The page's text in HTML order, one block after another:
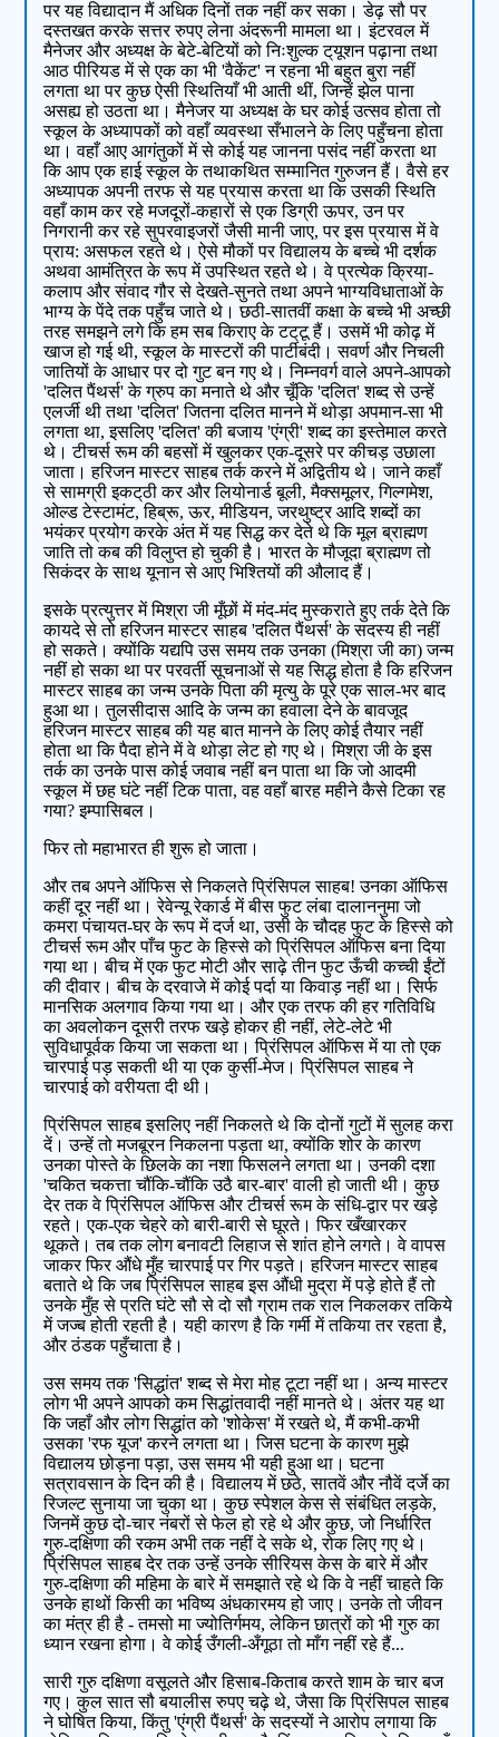
पर यह विद्यादान मैं अधिक दिनों तक नहीं कर सका। डेढ़ सौ पर
दस्तखत करके सत्तर रुपए लेना अंदरूनी मामला था। इंटरवल में
मैनेजर और अध्यक्ष के बेटे-बेटियों को निःशुल्क ट्‌यूशन पढ़ाना तथा
आठ पीरियड में से एक का भी 'वैकेंट' न रहना भी बहुत बुरा नहीं
लगता था पर कुछ ऐसी स्थितियाँ भी आती थीं, जिन्हें झेल पाना
असह्य हो उठता था। मैनेजर या अध्यक्ष के घर कोई उत्सव होता तो
स्कूल के अध्यापकों को वहाँ व्यवस्था सँभालने के लिए पहुँचना होता
था। वहाँ आए आगंतुकों में से कोई यह जानना पसंद नहीं करता था
कि आप एक हाई स्कूल के तथाकथित सम्मानित गुरुजन हैं। वैसे हर
अध्यापक अपनी तरफ से यह प्रयास करता था कि उसकी स्थिति
वहाँ काम कर रहे मजदूरों-कहारों से एक डिग्री ऊपर, उन पर
निगरानी कर रहे सुपरवाइजरों जैसी मानी जाए, पर इस प्रयास में वे
प्राय: असफल रहते थे। ऐसे मौकों पर विद्यालय के बच्चे भी दर्शक
अथवा आमंत्रित के रूप में उपस्थित रहते थे। वे प्रत्येक क्रिया-
कलाप और संवाद गौर से देखते-सुनते तथा अपने भाग्यविधाताओं के
भाग्य के पेंदे तक पहुँच जाते थे। छठी-सातवीं कक्षा के बच्चे भी अच्छी
तरह समझने लगे कि हम सब किराए के टट्‌टू हैं। उसमें भी कोढ़ में
खाज हो गई थी, स्कूल के मास्टरों की पार्टीबंदी। सवर्ण और निचली
जातियों के आधार पर दो गुट बन गए थे। निम्नवर्ग वाले अपने-आपको
'दलित पैंथर्स' के ग्रुप का मनाते थे और चूँकि 'दलित' शब्द से उन्हें
एलर्जी थी तथा 'दलित' जितना दलित मानने में थोड़ा अपमान-सा भी
लगता था, इसलिए 'दलित' की बजाय 'एंग्री' शब्द का इस्तेमाल करते
थे। टीचर्स रूम की बहसों में खुलकर एक-दूसरे पर कीचड़ उछाला
जाता। हरिजन मास्टर साहब तर्क करने में अद्वितीय थे। जाने कहाँ
से सामग्री इकट्‌ठी कर और लियोनार्ड बूली, मैक्समूलर, गिल्गमेश,
ओल्ड टेस्टामंट, हिब्रू, ऊर, मीडियन, जरथुष्ट्र आदि शब्दों का
भयंकर प्रयोग करके अंत में यह सिद्ध कर देते थे कि मूल ब्राह्मण
जाति तो कब की विलुप्त हो चुकी है। भारत के मौजूदा ब्राह्मण तो
सिकंदर के साथ यूनान से आए भिश्तियों की औलाद हैं।
इसके प्रत्युत्तर में मिश्रा जी मूँछों में मंद-मंद मुस्कराते हुए तर्क देते कि
कायदे से तो हरिजन मास्टर साहब 'दलित पैंथर्स' के सदस्य ही नहीं
हो सकते। क्योंकि यद्यपि उस समय तक उनका (मिश्रा जी का) जन्म
नहीं हो सका था पर परवर्ती सूचनाओं से यह सिद्ध होता है कि हरिजन
मास्टर साहब का जन्म उनके पिता की मृत्यु के पूरे एक साल-भर बाद
हुआ था। तुलसीदास आदि के जन्म का हवाला देने के बावजूद
हरिजन मास्टर साहब की यह बात मानने के लिए कोई तैयार नहीं
होता था कि पैदा होने में वे थोड़ा लेट हो गए थे। मिश्रा जी के इस
तर्क का उनके पास कोई जवाब नहीं बन पाता था कि जो आदमी
स्कूल में छह घंटे नहीं टिक पाता, वह वहाँ बारह महीने कैसे टिका रह
गया? इम्पासिबल।
फिर तो महाभारत ही शुरू हो जाता।
और तब अपने ऑफिस से निकलते प्रिंसिपल साहब! उनका ऑफिस
कहीं दूर नहीं था। रेवेन्यू रेकार्ड में बीस फुट लंबा दालाननुमा जो
कमरा पंचायत-घर के रूप में दर्ज था, उसी के चौदह फुट के हिस्से को
टीचर्स रूम और पाँच फुट के हिस्से को प्रिंसिपल ऑफिस बना दिया
गया था। बीच में एक फुट मोटी और साढ़े तीन फुट ऊँची कच्ची ईंटों
की दीवार। बीच के दरवाजे में कोई पर्दा या किवाड़ नहीं था। सिर्फ
मानसिक अलगाव किया गया था। और एक तरफ की हर गतिविधि
का अवलोकन दूसरी तरफ खड़े होकर ही नहीं, लेटे-लेटे भी
सुविधापूर्वक किया जा सकता था। प्रिंसिपल ऑफिस में या तो एक
चारपाई पड़ सकती थी या एक कुर्सी-मेज। प्रिंसिपल साहब ने
चारपाई को वरीयता दी थी।
प्रिंसिपल साहब इसलिए नहीं निकलते थे कि दोनों गुटों में सुलह करा
दें। उन्हें तो मजबूरन निकलना पड़ता था, क्योंकि शोर के कारण
उनका पोस्ते के छिलके का नशा फिसलने लगता था। उनकी दशा
'चकित चकत्ता चौंकि-चौंकि उठै बार-बार' वाली हो जाती थी। कुछ
देर तक वे प्रिंसिपल ऑफिस और टीचर्स रूम के संधि-द्वार पर खड़े
रहते। एक-एक चेहरे को बारी-बारी से घूरते। फिर खँखारकर
थूकते। तब तक लोग बनावटी लिहाज से शांत होने लगते। वे वापस
जाकर फिर औंधे मुँह चारपाई पर गिर पड़ते। हरिजन मास्टर साहब
बताते थे कि जब प्रिंसिपल साहब इस औंधी मुद्रा में पड़े होते हैं तो
उनके मुँह से प्रति घंटे सौ से दो सौ ग्राम तक राल निकलकर तकिये
में जज्ब होती रहती है। यही कारण है कि गर्मी में तकिया तर रहता है,
और ठंडक पहुँचाता है।
उस समय तक 'सिद्धांत' शब्द से मेरा मोह टूटा नहीं था। अन्य मास्टर
लोग भी अपने आपको कम सिद्धांतवादी नहीं मानते थे। अंतर यह था
कि जहाँ और लोग सिद्धांत को 'शोकेस' में रखते थे, मैं कभी-कभी
उसका 'रफ यूज' करने लगता था। जिस घटना के कारण मुझे
विद्यालय छोड़ना पड़ा, उस समय भी यही हुआ था। घटना
सत्रावसान के दिन की है। विद्यालय में छठे, सातवें और नौवें दर्जे का
रिजल्ट सुनाया जा चुका था। कुछ स्पेशल केस से संबंधित लड़के,
जिनमें कुछ दो-चार नंबरों से फेल हो रहे थे और कुछ, जो निर्धारित
गुरु-दक्षिणा की रकम अभी तक नहीं दे सके थे, रोक लिए गए थे।
प्रिंसिपल साहब देर तक उन्हें उनके सीरियस केस के बारे में और
गुरु-दक्षिणा की महिमा के बारे में समझाते रहे थे कि वे नहीं चाहते कि
उनके हाथों किसी का भविष्य अंधकारमय हो जाए। उनके तो जीवन
का मंत्र ही है - तमसो मा ज्योतिर्गमय, लेकिन छात्रों को भी गुरु का
ध्यान रखना होगा। वे कोई उँगली-अँगूठा तो माँग नहीं रहे हैं...
सारी गुरु दक्षिणा वसूलते और हिसाब-किताब करते शाम के चार बज
गए। कुल सात सौ बयालीस रुपए चढ़े थे, जैसा कि प्रिंसिपल साहब
ने घोषित किया, किंतु 'एंग्री पैंथर्स' के सदस्यों ने आरोप लगाया कि